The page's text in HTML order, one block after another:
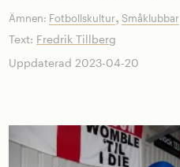
Ämnen: Fotbollskultur,Småklubbar
Text: Fredrik Tillberg
Uppdaterad 2023-04-20